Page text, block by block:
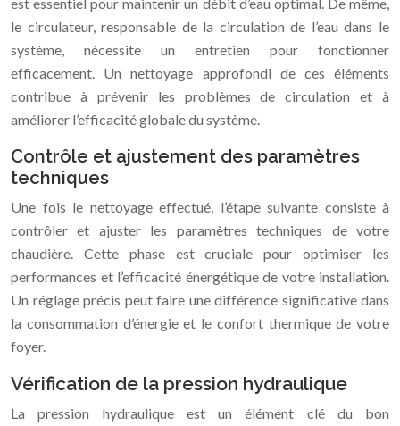
le circulateur, responsable de la circulation de l’eau dans le
système, nécessite un entretien pour fonctionner
efficacement. Un nettoyage approfondi de ces éléments
contribue à prévenir les problèmes de circulation et à
améliorer l’efficacité globale du système.
Contrôle et ajustement des paramètres
techniques
Une fois le nettoyage effectué, l’étape suivante consiste à
contrôler et ajuster les paramètres techniques de votre
chaudière. Cette phase est cruciale pour optimiser les
performances et l’efficacité énergétique de votre installation.
Un réglage précis peut faire une différence significative dans
la consommation d’énergie et le confort thermique de votre
foyer.
Vérification de la pression hydraulique
La pression hydraulique est un élément clé du bon